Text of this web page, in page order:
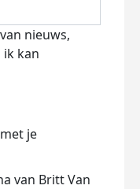
nieuws,
kan
je
van Britt Van